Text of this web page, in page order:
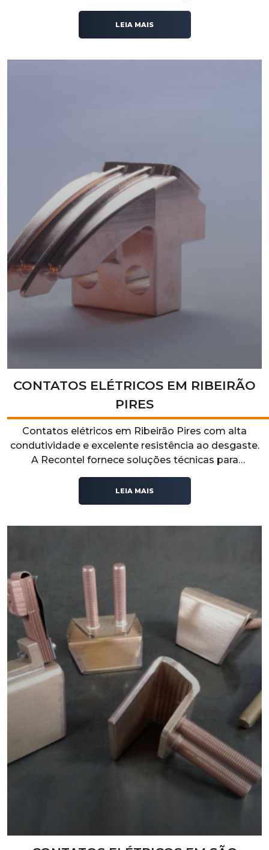
confiáveis para sistemas elétricos que exigem
segurança, durabilidade e eficiência operacional.
LEIA MAIS
CONTATOS ELÉTRICOS EM RIBEIRÃO
PIRES
Contatos elétricos em Ribeirão Pires com alta
condutividade e excelente resistência ao desgaste.
A Recontel fornece soluções técnicas para
aplicações industriais que exigem desempenho,
durabilidade e confiabilidade operacional.
LEIA MAIS